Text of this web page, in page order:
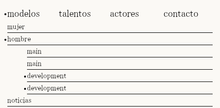
modelos talentos actores contacto
mujer
hombre
main
main
development
development
noticias